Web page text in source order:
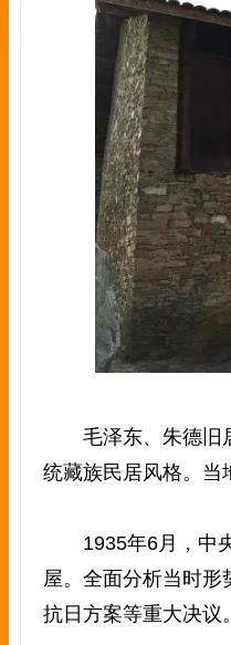
毛泽东、朱德旧居
统藏族民居风格。当
1935年6月，中央
屋。全面分析当时形
抗日方案等重大决议。